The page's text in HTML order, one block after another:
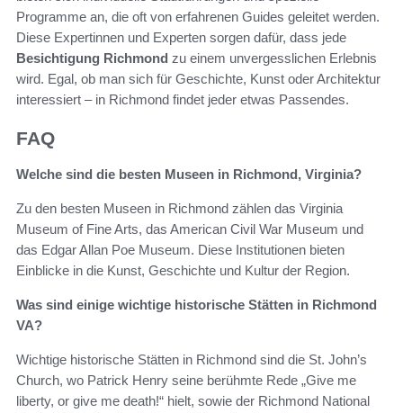
Programme an, die oft von erfahrenen Guides geleitet werden.
Diese Expertinnen und Experten sorgen dafür, dass jede
Besichtigung Richmond zu einem unvergesslichen Erlebnis
wird. Egal, ob man sich für Geschichte, Kunst oder Architektur
interessiert – in Richmond findet jeder etwas Passendes.
FAQ
Welche sind die besten Museen in Richmond, Virginia?
Zu den besten Museen in Richmond zählen das Virginia
Museum of Fine Arts, das American Civil War Museum und
das Edgar Allan Poe Museum. Diese Institutionen bieten
Einblicke in die Kunst, Geschichte und Kultur der Region.
Was sind einige wichtige historische Stätten in Richmond
VA?
Wichtige historische Stätten in Richmond sind die St. John’s
Church, wo Patrick Henry seine berühmte Rede „Give me
liberty, or give me death!“ hielt, sowie der Richmond National